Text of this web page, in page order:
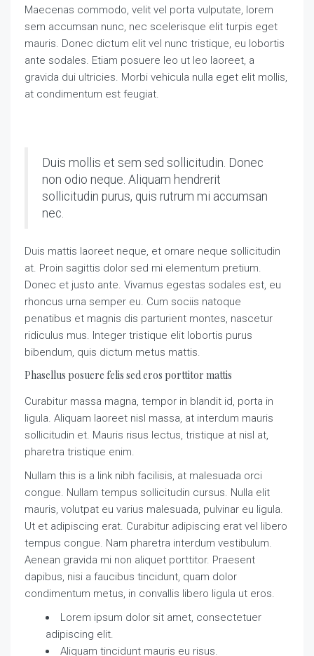
Maecenas commodo, velit vel porta vulputate, lorem
sem accumsan nunc, nec scelerisque elit turpis eget
mauris. Donec dictum elit vel nunc tristique, eu lobortis
ante sodales. Etiam posuere leo ut leo laoreet, a
gravida dui ultricies. Morbi vehicula nulla eget elit mollis,
at condimentum est feugiat.
Duis mollis et sem sed sollicitudin. Donec
non odio neque. Aliquam hendrerit
sollicitudin purus, quis rutrum mi accumsan
nec.
Duis mattis laoreet neque, et ornare neque sollicitudin
at. Proin sagittis dolor sed mi elementum pretium.
Donec et justo ante. Vivamus egestas sodales est, eu
rhoncus urna semper eu. Cum sociis natoque
penatibus et magnis dis parturient montes, nascetur
ridiculus mus. Integer tristique elit lobortis purus
bibendum, quis dictum metus mattis.
Phasellus posuere felis sed eros porttitor mattis
Curabitur massa magna, tempor in blandit id, porta in
ligula. Aliquam laoreet nisl massa, at interdum mauris
sollicitudin et. Mauris risus lectus, tristique at nisl at,
pharetra tristique enim.
Nullam this is a link nibh facilisis, at malesuada orci
congue. Nullam tempus sollicitudin cursus. Nulla elit
mauris, volutpat eu varius malesuada, pulvinar eu ligula.
Ut et adipiscing erat. Curabitur adipiscing erat vel libero
tempus congue. Nam pharetra interdum vestibulum.
Aenean gravida mi non aliquet porttitor. Praesent
dapibus, nisi a faucibus tincidunt, quam dolor
condimentum metus, in convallis libero ligula ut eros.
Lorem ipsum dolor sit amet, consectetuer
adipiscing elit.
Aliquam tincidunt mauris eu risus.